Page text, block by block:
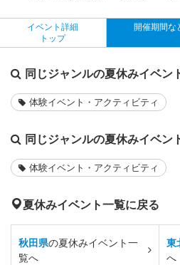
イベント詳細
トップ
開催期間な
同じジャンルの夏休みイベン
体験イベント・アクティビティ
同じジャンルの夏休みイベン
体験イベント・アクティビティ
夏休みイベント一覧に戻る
秋田県の夏休みイベント一
覧へ
東
へ